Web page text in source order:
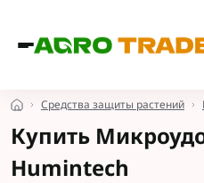
Средства защиты растений
Купить
Humintech